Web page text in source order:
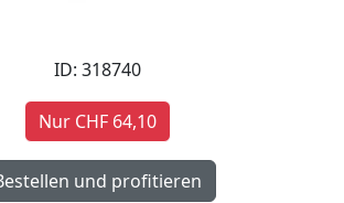
ID: 318740
Nur CHF 64,10